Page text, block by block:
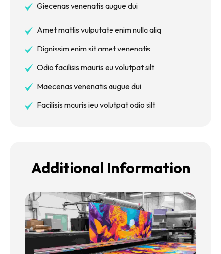
Giecenas venenatis augue dui
Amet mattis vulputate enim nulla aliq
Dignissim enim sit amet venenatis
Odio facilisis mauris eu volutpat silt
Maecenas venenatis augue dui
Facilisis mauris ieu volutpat odio silt
Additional Information